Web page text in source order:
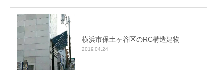
横浜市保土ヶ谷区のRC構造建物
2019.04.24